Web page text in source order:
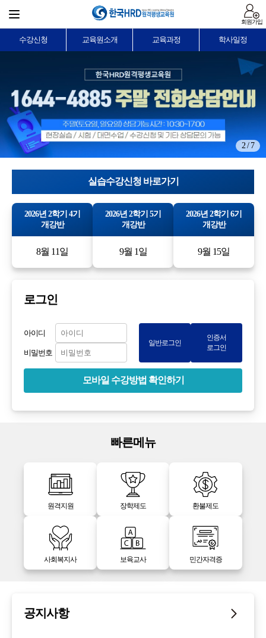
회원가입
수강신청 교육원소개 교육과정 학사일정
2 / 7
실습수강신청 바로가기
2026년 2학기 4기
개강반
8월 11일
2026년 2학기 5기
개강반
9월 1일
2026년 2학기 6기
개강반
9월 15일
로그인
아이디
비밀번호
일반로그인
인증서
로그인
모바일 수강방법 확인하기
빠른메뉴
원격지원 장학제도 환불제도
사회복지사 보육교사 민간자격증
공지사항